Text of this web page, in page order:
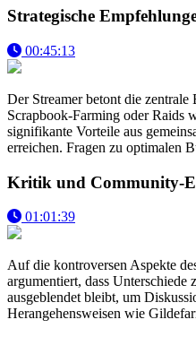
Strategische
00:45:13
Der Streamer betont die
Scrapbook-Farming oder Raids
signifikante Vorteile aus
erreichen. Fragen zu optimalen
Kritik und Community-
01:01:39
Auf die kontroversen Aspekte
argumentiert, dass
ausgeblendet bleibt, um
Herangehensweisen wie